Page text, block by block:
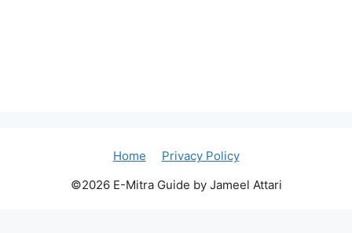
Home
Privacy Policy
©2026 E-Mitra Guide by Jameel Attari